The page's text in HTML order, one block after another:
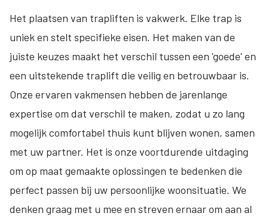
Het plaatsen van trapliften is vakwerk. Elke trap is
uniek en stelt specifieke eisen. Het maken van de
juiste keuzes maakt het verschil tussen een 'goede' en
een uitstekende traplift die veilig en betrouwbaar is.
Onze ervaren vakmensen hebben de jarenlange
expertise om dat verschil te maken, zodat u zo lang
mogelijk comfortabel thuis kunt blijven wonen, samen
met uw partner. Het is onze voortdurende uitdaging
om op maat gemaakte oplossingen te bedenken die
perfect passen bij uw persoonlijke woonsituatie. We
denken graag met u mee en streven ernaar om aan al